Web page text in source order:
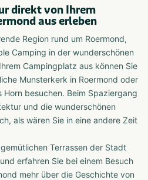
direkt von Ihrem
aus erleben
Region rund um Roermond,
Camping in der wunderschönen
Campingplatz aus können Sie
Munsterkerk in Roermond oder
Horn besuchen. Beim Spaziergang
und die wunderschönen
als wären Sie in eine andere Zeit
Terrassen der Stadt
erfahren Sie bei einem Besuch
mehr über die Geschichte von